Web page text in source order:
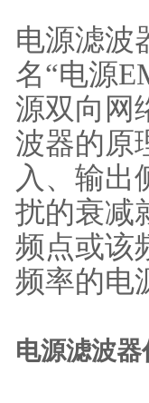
电源滤波
名“电源
源双向网
波器的原
入、输出
扰的衰减
频点或该
频率的电
电源滤波器